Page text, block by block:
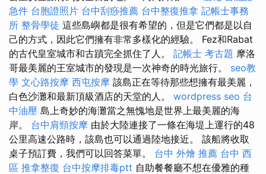
急件 台胞證照片 台中刮痧推薦 台中整復推拿 記帳士事務
所 整骨學徒 這些島嶼都是很有希望的，但是它們都是以自
己的方式，因此它們擁有非常多樣化的經驗。 Fez和Rabat
的古代皇室城市和古蹟完全抓住了人。 記帳士 考古題 摩洛
哥最美麗的王室城市的發現是一次神奇的時光旅行。 seo教
學 文心路按摩 西屯按摩 該島正在等待那些想擁有最美麗，
白色沙灘和最新頂級酒店的天堂的人。 wordpress seo 台
中油壓 島上奇妙的海灘當之無愧地是世界上最美麗的海
岸。 台中肩頸按摩 由於大陸連接了一條在海堤上運行的48
公里高速公路時，該島也可以通過陸地接近。 該船將收取
桌子預訂費，我們可以回答菜單。 台中 外燴 推薦 台中 西
區 推拿整復 台中按摩排毒ptt 自助餐餐廳不想在優雅的種